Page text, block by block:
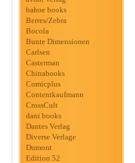
bahoe books
Berres/Zebra
Bocola
Bunte Dimensionen
Carlsen
Casterman
Chinabooks
Comicplus
Contentkaufmann
CrossCult
dani books
Dantes Verlag
Diverse Verlage
Dumont
Edition 52